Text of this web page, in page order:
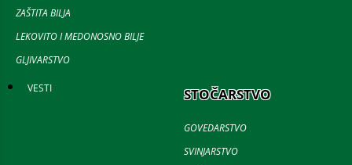
ZAŠTITA BILJA
LEKOVITO I MEDONOSNO BILJE
GLJIVARSTVO
VESTI STOČARSTVO
GOVEDARSTVO
SVINJARSTVO